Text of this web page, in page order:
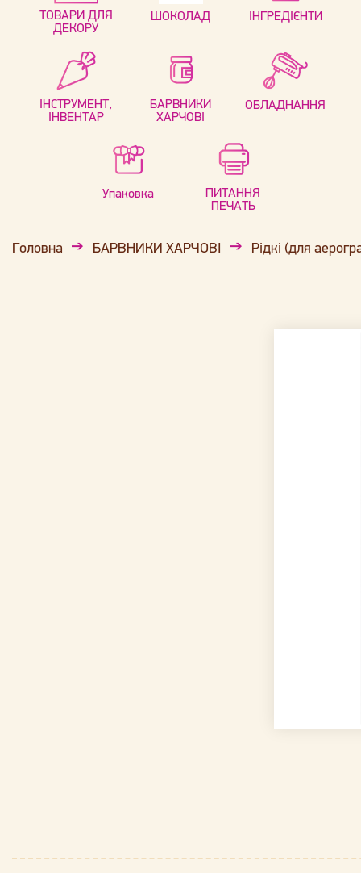
ТОВАРИ ДЛЯ
ДЕКОРУ
ШОКОЛАД ІНГРЕДІЄНТИ
ІНСТРУМЕНТ,
ІНВЕНТАР
БАРВНИКИ
ХАРЧОВІ
ОБЛАДНАННЯ
Упаковка
ПИТАННЯ
ПЕЧАТЬ
Головна БАРВНИКИ ХАРЧОВІ Рідкі (для